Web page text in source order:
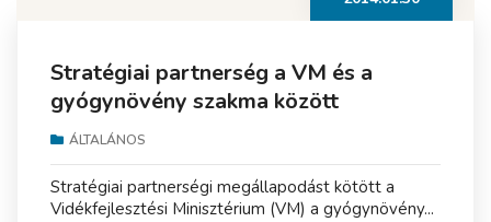
Stratégiai partnerség a VM és a
gyógynövény szakma között
ÁLTALÁNOS
Stratégiai partnerségi megállapodást kötött a
Vidékfejlesztési Minisztérium (VM) a gyógynövény...